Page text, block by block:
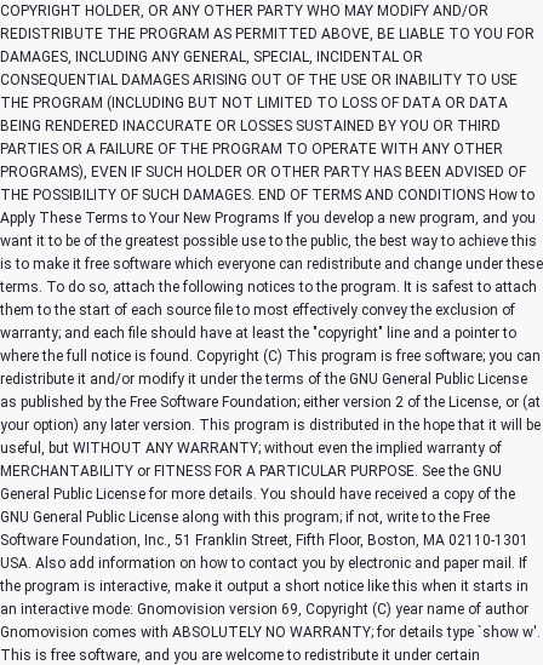
Copyright (C) This program is free software; you can
redistribute it and/or modify it under the terms of the GNU General Public License
as published by the Free Software Foundation; either version 2 of the License, or (at
your option) any later version. This program is distributed in the hope that it will be
useful, but WITHOUT ANY WARRANTY; without even the implied warranty of
MERCHANTABILITY or FITNESS FOR A PARTICULAR PURPOSE. See the GNU
General Public License for more details. You should have received a copy of the
GNU General Public License along with this program; if not, write to the Free
Software Foundation, Inc., 51 Franklin Street, Fifth Floor, Boston, MA 02110-1301
USA. Also add information on how to contact you by electronic and paper mail. If
the program is interactive, make it output a short notice like this when it starts in
an interactive mode: Gnomovision version 69, Copyright (C) year name of author
Gnomovision comes with ABSOLUTELY NO WARRANTY; for details type `show w'.
This is free software, and you are welcome to redistribute it under certain